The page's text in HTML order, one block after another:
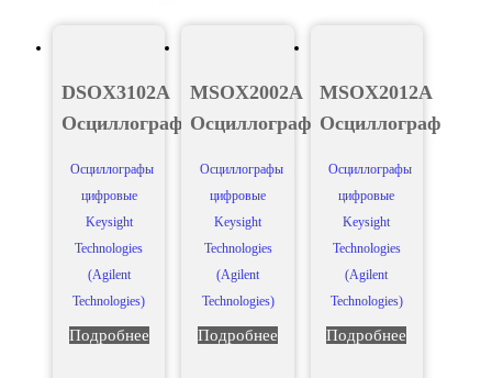
DSOX3102A
Осциллограф
Осциллографы
цифровые
Keysight
Technologies
(Agilent
Technologies)
Подробнее
MSOX2002A
Осциллограф
Осциллографы
цифровые
Keysight
Technologies
(Agilent
Technologies)
Подробнее
MSOX2012A
Осциллограф
Осциллографы
цифровые
Keysight
Technologies
(Agilent
Technologies)
Подробнее